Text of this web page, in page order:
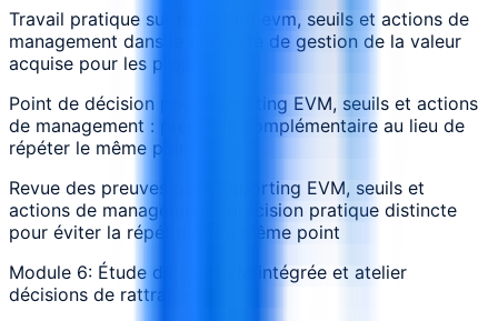
Travail pratique sur reporting evm, seuils et actions de
management dans le contexte de gestion de la valeur
acquise pour les projets
Point de décision pour Reporting EVM, seuils et actions
de management : précision complémentaire au lieu de
répéter le même point
Revue des preuves pour Reporting EVM, seuils et
actions de management : précision pratique distincte
pour éviter la répétition du même point
Module 6: Étude de cas EVM intégrée et atelier
décisions de rattrapage